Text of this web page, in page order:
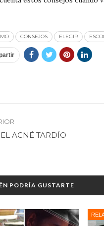
CONSEJOS ELEGIR
ACNÉ TARDÍO
PODRÍA GUSTARTE